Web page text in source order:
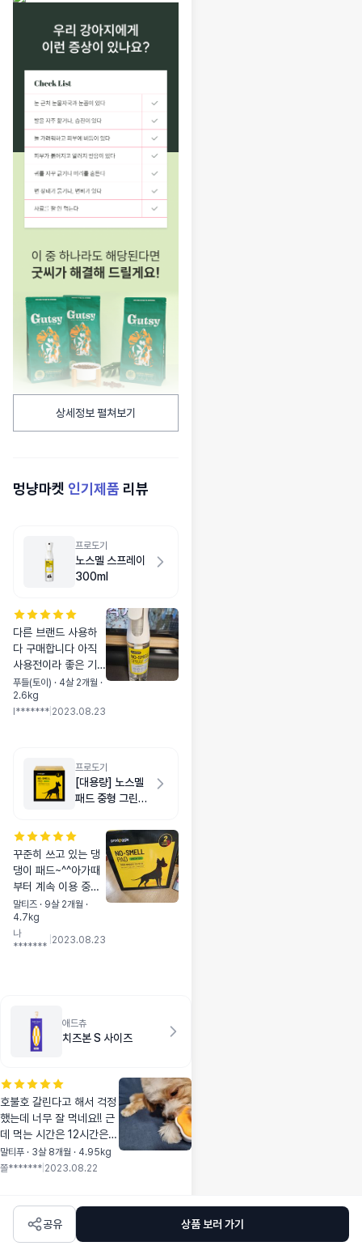
상세정보 펼쳐보기
멍냥마켓 인기제품 리뷰
프로도기
노스멜 스프레이
300ml
다른 브랜드 사용하
다 구매합니다 아직
사용전이라 좋은 기
대감으로 사용할께요
리뷰가 좋은덴 이유
가 있겠쪙 가격대비
로 확인할수 있는게
좋은거 같아요
푸들(토이) · 4살 2개월 ·
2.6kg
l******* 2023.08.23
프로도기
[대용량] 노스멜
패드 중형 그린티
꾸준히 쓰고 있는 댕
댕이 패드~^^아가때
부터 계속 이용 중이
예요^^요번엔 대용량
으로 구매했어요~.패
드 걱정없이 잊고 지
말티즈 · 9살 2개월 ·
4.7kg
나
*******
2023.08.23
애드츄
치즈본 S 사이즈
호불호 갈린다고 해서 걱정
했는데 너무 잘 먹네요!! 근
데 먹는 시간은 12시간은
커녕 1시간만에 반정도 순
삭했어요 ㅋㅋㅋㅋ
말티푸 · 3살 8개월 · 4.95kg
쫄******* 2023.08.22
공유 상품 보러 가기